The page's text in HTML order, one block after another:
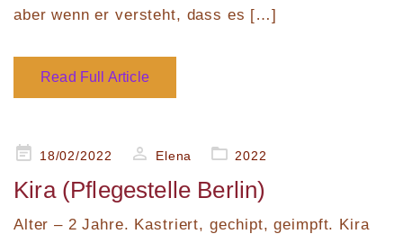
aber wenn er versteht, dass es […]
Read Full Article
Posted18/02/2022 Elena 2022
Kira (Pflegestelle Berlin)
Alter – 2 Jahre. Kastriert, gechipt, geimpft. Kira